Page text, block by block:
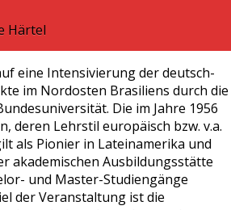
eine Intensivierung der deutsch-
im Nordosten Brasiliens durch die
Die im Jahre 1956
deren Lehrstil europäisch bzw. v.a.
als Pionier in Lateinamerika und
akademischen Ausbildungsstätte
und Master-Studiengänge
der Veranstaltung ist die